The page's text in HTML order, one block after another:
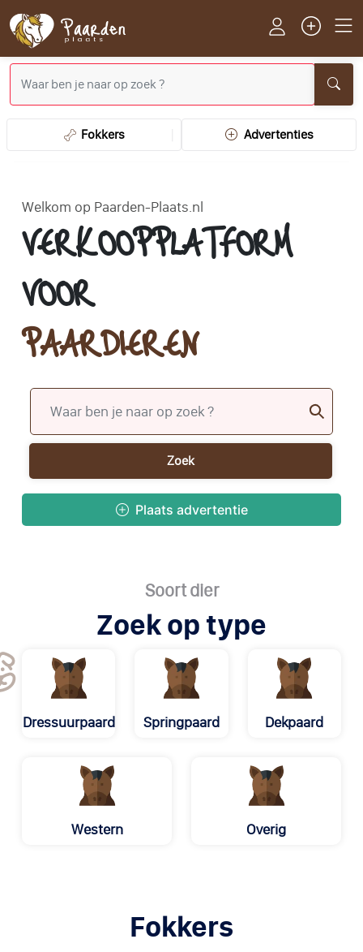
Fokkers Advertenties
Welkom op Paarden-Plaats.nl
VERKOOPPLATFORM
VOOR
PAARDIEREN
Zoek
Plaats advertentie
Soort dier
Zoek op type
Dressuurpaard Springpaard Dekpaard
Western Overig
Fokkers